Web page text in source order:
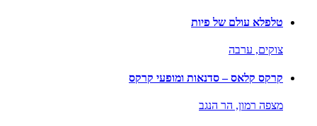
טלפלא עולם של פיות
צוקים, ערבה
קרקס קלאס – סדנאות ומופעי קרקס
מצפה רמון, הר הנגב